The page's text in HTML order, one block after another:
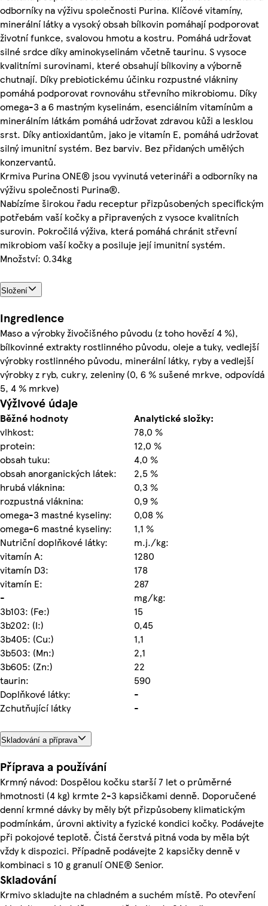
odborníky na výživu společnosti Purina. Klíčové vitamíny,
minerální látky a vysoký obsah bílkovin pomáhají podporovat
životní funkce, svalovou hmotu a kostru. Pomáhá udržovat
silné srdce díky aminokyselinám včetně taurinu. S vysoce
kvalitními surovinami, které obsahují bílkoviny a výborně
chutnají. Díky prebiotickému účinku rozpustné vlákniny
pomáhá podporovat rovnováhu střevního mikrobiomu. Díky
omega-3 a 6 mastným kyselinám, esenciálním vitamínům a
minerálním látkám pomáhá udržovat zdravou kůži a lesklou
srst. Díky antioxidantům, jako je vitamín E, pomáhá udržovat
silný imunitní systém. Bez barviv. Bez přidaných umělých
konzervantů.
Krmiva Purina ONE® jsou vyvinutá veterináři a odborníky na
výživu společnosti Purina®.
Nabízíme širokou řadu receptur přizpůsobených specifickým
potřebám vaší kočky a připravených z vysoce kvalitních
surovin. Pokročilá výživa, která pomáhá chránit střevní
mikrobiom vaší kočky a posiluje její imunitní systém.
Množství: 0.34kg
Složení
Ingredience
Maso a výrobky živočišného původu (z toho hovězí 4 %),
bílkovinné extrakty rostlinného původu, oleje a tuky, vedlejší
výrobky rostlinného původu, minerální látky, ryby a vedlejší
výrobky z ryb, cukry, zeleniny (0, 6 % sušené mrkve, odpovídá
5, 4 % mrkve)
Výživové údaje
Běžné hodnoty
Analytické složky:
vlhkost:
78,0 %
protein:
12,0 %
obsah tuku:
4,0 %
obsah anorganických látek:
2,5 %
hrubá vláknina:
0,3 %
rozpustná vláknina:
0,9 %
omega-3 mastné kyseliny:
0,08 %
omega-6 mastné kyseliny:
1,1 %
Nutriční doplňkové látky:
m.j./kg:
vitamín A:
1280
vitamín D3:
178
vitamín E:
287
-
mg/kg:
3b103: (Fe:)
15
3b202: (I:)
0,45
3b405: (Cu:)
1,1
3b503: (Mn:)
2,1
3b605: (Zn:)
22
taurin:
590
Doplňkové látky:
-
Zchutňující látky
-
Skladování a příprava
Příprava a používání
Krmný návod: Dospělou kočku starší 7 let o průměrné
hmotnosti (4 kg) krmte 2-3 kapsičkami denně. Doporučené
denní krmné dávky by měly být přizpůsobeny klimatickým
podmínkám, úrovni aktivity a fyzické kondici kočky. Podávejte
při pokojové teplotě. Čistá čerstvá pitná voda by měla být
vždy k dispozici. Případně podávejte 2 kapsičky denně v
kombinaci s 10 g granulí ONE® Senior.
Skladování
Krmivo skladujte na chladném a suchém místě. Po otevření